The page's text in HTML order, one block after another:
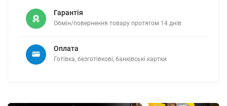
Гарантія
Обмін/повернення товару протягом 14 днів
Оплата
Готівка, безготівкові, банківські картки